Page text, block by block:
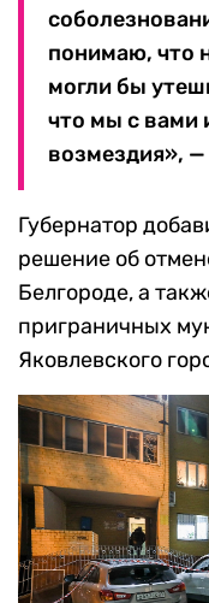
понимаю, что
могли бы
что мы с вами
возмездия», —
Губернатор
решение об
Белгороде, а
приграничных
Яковлевского